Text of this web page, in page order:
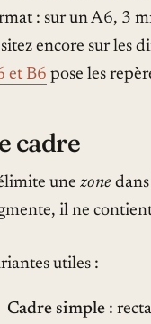
: sur un A6, 3
encore sur les
et B6 pose les
cadre
une zone
il ne
utiles :
Cadre simple: